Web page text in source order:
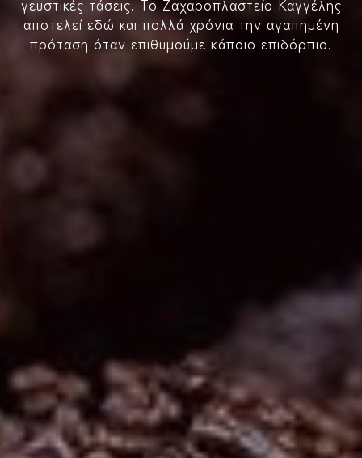
αποτελεί εδώ και πολλά χρόνια την αγαπημένη
πρόταση όταν επιθυμούμε κάποιο επιδόρπιο.